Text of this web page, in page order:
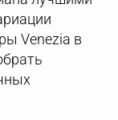
Venezia в